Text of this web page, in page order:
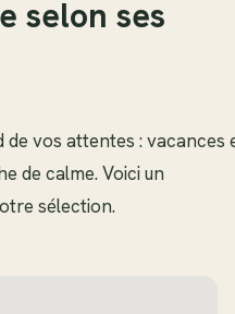
selon ses
de vos attentes : vacances
de calme. Voici un
sélection.